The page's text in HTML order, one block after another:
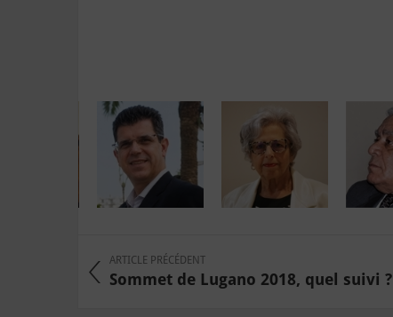
ARTICLE PRÉCÉDENT
Sommet de Lugano 2018, quel suivi ?